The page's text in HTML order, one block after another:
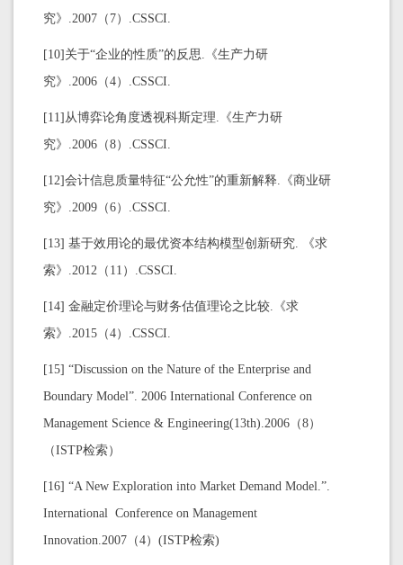
究》.2007（7）.CSSCI.
[10]关于“企业的性质”的反思.《生产力研
究》.2006（4）.CSSCI.
[11]从博弈论角度透视科斯定理.《生产力研
究》.2006（8）.CSSCI.
[12]会计信息质量特征“公允性”的重新解释.《商业研
究》.2009（6）.CSSCI.
[13] 基于效用论的最优资本结构模型创新研究. 《求
索》.2012（11）.CSSCI.
[14] 金融定价理论与财务估值理论之比较.《求
索》.2015（4）.CSSCI.
[15] “Discussion on the Nature of the Enterprise and
Boundary Model”. 2006 International Conference on
Management Science & Engineering(13th).2006（8）
（ISTP检索）
[16] “A New Exploration into Market Demand Model.”.
International Conference on Management
Innovation.2007（4）(ISTP检索)